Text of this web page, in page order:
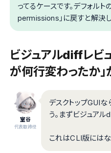
ってるケースです。デフォルト
permissions」に戻すと解決し
ビジュアルdiffレビ
が何行変わったか
室谷
代表取締役
デスクトップGUI
う。まずビジュアル
これはCLI版にはな